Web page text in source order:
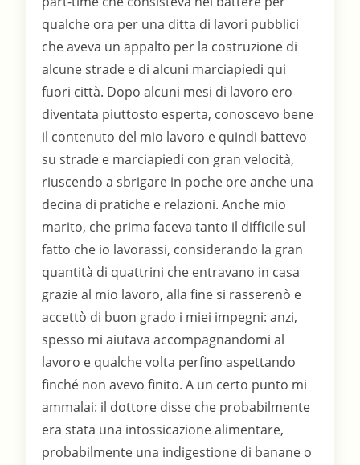
qualche ora per una ditta di lavori pubblici
che aveva un appalto per la costruzione di
alcune strade e di alcuni marciapiedi qui
fuori città. Dopo alcuni mesi di lavoro ero
diventata piuttosto esperta, conoscevo bene
il contenuto del mio lavoro e quindi battevo
su strade e marciapiedi con gran velocità,
riuscendo a sbrigare in poche ore anche una
decina di pratiche e relazioni. Anche mio
marito, che prima faceva tanto il difficile sul
fatto che io lavorassi, considerando la gran
quantità di quattrini che entravano in casa
grazie al mio lavoro, alla fine si rasserenò e
accettò di buon grado i miei impegni: anzi,
spesso mi aiutava accompagnandomi al
lavoro e qualche volta perfino aspettando
finché non avevo finito. A un certo punto mi
ammalai: il dottore disse che probabilmente
era stata una intossicazione alimentare,
probabilmente una indigestione di banane o